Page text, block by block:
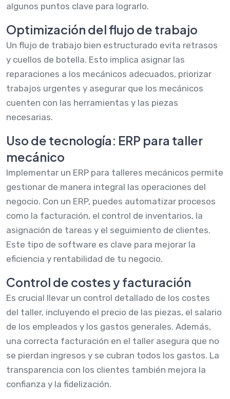
algunos puntos clave para lograrlo.
Optimización del flujo de trabajo
Un flujo de trabajo bien estructurado evita retrasos
y cuellos de botella. Esto implica asignar las
reparaciones a los mecánicos adecuados, priorizar
trabajos urgentes y asegurar que los mecánicos
cuenten con las herramientas y las piezas
necesarias.
Uso de tecnología: ERP para taller
mecánico
Implementar un ERP para talleres mecánicos permite
gestionar de manera integral las operaciones del
negocio. Con un ERP, puedes automatizar procesos
como la facturación, el control de inventarios, la
asignación de tareas y el seguimiento de clientes.
Este tipo de software es clave para mejorar la
eficiencia y rentabilidad de tu negocio.
Control de costes y facturación
Es crucial llevar un control detallado de los costes
del taller, incluyendo el precio de las piezas, el salario
de los empleados y los gastos generales. Además,
una correcta facturación en el taller asegura que no
se pierdan ingresos y se cubran todos los gastos. La
transparencia con los clientes también mejora la
confianza y la fidelización.